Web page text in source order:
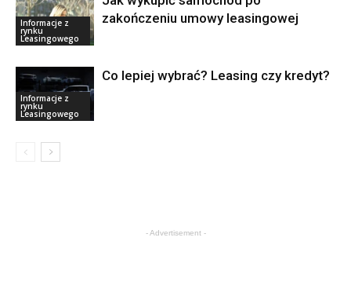
Informacje z
rynku
Leasingowego
zakończeniu umowy leasingowej
Informacje z
rynku
Leasingowego
Co lepiej wybrać? Leasing czy kredyt?
- Advertisement -